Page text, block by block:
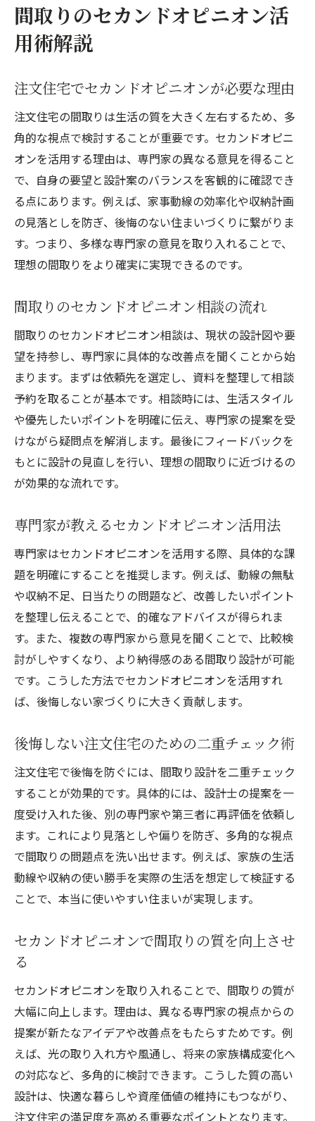
間取りのセカンドオピニオン活
用術解説
注文住宅でセカンドオピニオンが必要な理由
注文住宅の間取りは生活の質を大きく左右するため、多
角的な視点で検討することが重要です。セカンドオピニ
オンを活用する理由は、専門家の異なる意見を得ること
で、自身の要望と設計案のバランスを客観的に確認でき
る点にあります。例えば、家事動線の効率化や収納計画
の見落としを防ぎ、後悔のない住まいづくりに繋がりま
す。つまり、多様な専門家の意見を取り入れることで、
理想の間取りをより確実に実現できるのです。
間取りのセカンドオピニオン相談の流れ
間取りのセカンドオピニオン相談は、現状の設計図や要
望を持参し、専門家に具体的な改善点を聞くことから始
まります。まずは依頼先を選定し、資料を整理して相談
予約を取ることが基本です。相談時には、生活スタイル
や優先したいポイントを明確に伝え、専門家の提案を受
けながら疑問点を解消します。最後にフィードバックを
もとに設計の見直しを行い、理想の間取りに近づけるの
が効果的な流れです。
専門家が教えるセカンドオピニオン活用法
専門家はセカンドオピニオンを活用する際、具体的な課
題を明確にすることを推奨します。例えば、動線の無駄
や収納不足、日当たりの問題など、改善したいポイント
を整理し伝えることで、的確なアドバイスが得られま
す。また、複数の専門家から意見を聞くことで、比較検
討がしやすくなり、より納得感のある間取り設計が可能
です。こうした方法でセカンドオピニオンを活用すれ
ば、後悔しない家づくりに大きく貢献します。
後悔しない注文住宅のための二重チェック術
注文住宅で後悔を防ぐには、間取り設計を二重チェック
することが効果的です。具体的には、設計士の提案を一
度受け入れた後、別の専門家や第三者に再評価を依頼し
ます。これにより見落としや偏りを防ぎ、多角的な視点
で間取りの問題点を洗い出せます。例えば、家族の生活
動線や収納の使い勝手を実際の生活を想定して検証する
ことで、本当に使いやすい住まいが実現します。
セカンドオピニオンで間取りの質を向上させ
る
セカンドオピニオンを取り入れることで、間取りの質が
大幅に向上します。理由は、異なる専門家の視点からの
提案が新たなアイデアや改善点をもたらすためです。例
えば、光の取り入れ方や風通し、将来の家族構成変化へ
の対応など、多角的に検討できます。こうした質の高い
設計は、快適な暮らしや資産価値の維持にもつながり、
注文住宅の満足度を高める重要なポイントとなります。